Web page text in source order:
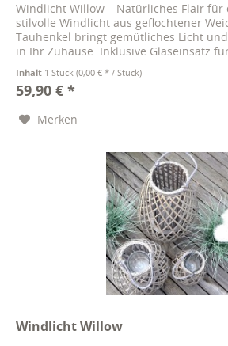
Windlicht Willow – Natürliches Flair für
stilvolle Windlicht aus geflochtener
Tauhenkel bringt gemütliches Licht
in Ihr Zuhause. Inklusive Glaseinsatz
Inhalt 1 Stück(0,00 € * / Stück)
59,90 € *
Merken
Windlicht Willow